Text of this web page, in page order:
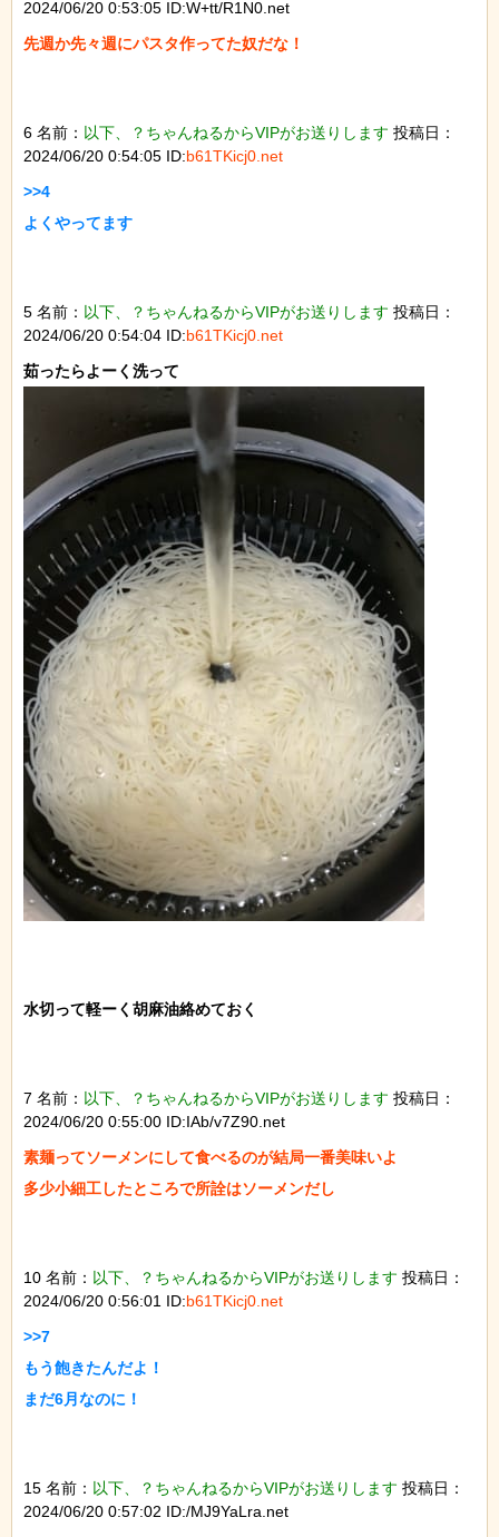
2024/06/20 0:53:05 ID:W+tt/R1N0.net
先週か先々週にパスタ作ってた奴だな！
6 名前： 以下、？ちゃんねるからVIPがお送りします 投稿日：
2024/06/20 0:54:05 ID:b61TKicj0.net
>>4
よくやってます
5 名前： 以下、？ちゃんねるからVIPがお送りします 投稿日：
2024/06/20 0:54:04 ID:b61TKicj0.net
水切って軽ーく胡麻油絡めておく
7 名前： 以下、？ちゃんねるからVIPがお送りします 投稿日：
2024/06/20 0:55:00 ID:IAb/v7Z90.net
素麺ってソーメンにして食べるのが結局一番美味いよ
多少小細工したところで所詮はソーメンだし
10 名前： 以下、？ちゃんねるからVIPがお送りします 投稿日：
2024/06/20 0:56:01 ID:b61TKicj0.net
>>7
もう飽きたんだよ！
まだ6月なのに！
15 名前： 以下、？ちゃんねるからVIPがお送りします 投稿日：
2024/06/20 0:57:02 ID:/MJ9YaLra.net